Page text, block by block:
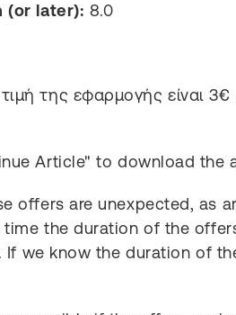
(or later): 8.0
της εφαρμογής είναι 3€
Article" to download the
offers are unexpected, as
the duration of the
If we know the duration of